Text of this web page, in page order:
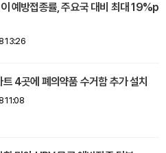
예방접종률, 주요국 대비 최대 19%p
13:26
4곳에 폐의약품 수거함 추가 설치
11:08